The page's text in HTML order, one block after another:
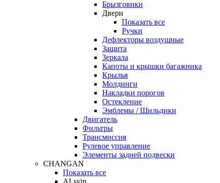
Брызговики
Двери
Показать все
Ручки
Дефлекторы воздушные
Защита
Зеркала
Капоты и крышки багажника
Крылья
Молдинги
Накладки порогов
Остекление
Эмблемы / Шильдики
Двигатель
Фильтры
Трансмиссия
Рулевое управление
Элементы задней подвески
CHANGAN
Показать все
ALsvin